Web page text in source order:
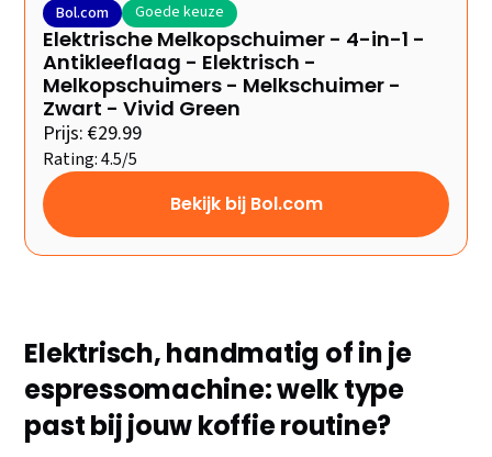
Bol.com Goede keuze
Elektrische Melkopschuimer - 4-in-1 -
Antikleeflaag - Elektrisch -
Melkopschuimers - Melkschuimer -
Zwart - Vivid Green
Prijs: €29.99
Rating: 4.5/5
Bekijk bij Bol.com
Elektrisch, handmatig of in je
espressomachine: welk type
past bij jouw koffie routine?